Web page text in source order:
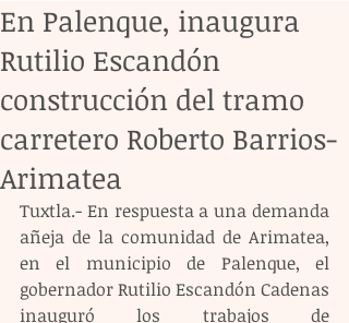
En Palenque, inaugura
Rutilio Escandón
construcción del tramo
carretero Roberto Barrios-
Arimatea
Tuxtla.- En respuesta a una demanda
añeja de la comunidad de Arimatea,
en el municipio de Palenque, el
gobernador Rutilio Escandón Cadenas
inauguró los trabajos de